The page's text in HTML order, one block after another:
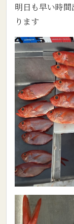
明日も早い時
ります